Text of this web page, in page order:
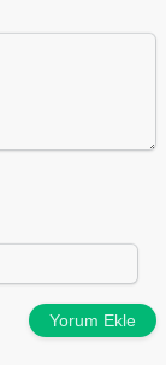
Yorum Ekle